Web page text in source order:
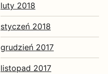
luty 2018
styczeń 2018
grudzień 2017
listopad 2017